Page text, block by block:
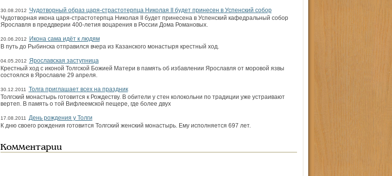
30.08.2012
Чудотворный образ царя-страстотерпца Николая II будет принесен в Успенский собор
Чудотворная икона царя-страстотерпца Николая II будет принесена в Успенский кафедральный собор
Ярославля в преддверии 400-летия воцарения в России Дома Романовых.
20.06.2012
Икона сама идёт к людям
В путь до Рыбинска отправился вчера из Казанского монастыря крестный ход.
04.05.2012 Ярославская заступница
Крестный ход с иконой Толгской Божией Матери в память об избавлении Ярославля от моровой язвы
состоялся в Ярославле 29 апреля.
30.12.2011
Толга приглашает всех на праздник
Толгский монастырь готовится к Рождеству. В обители у стен колокольни по традиции уже устраивают
вертеп. В память о той Вифлеемской пещере, где более двух
17.08.2011
День рождения у Толги
К дню своего рождения готовится Толгский женский монастырь. Ему исполняется 697 лет.
Комментарии